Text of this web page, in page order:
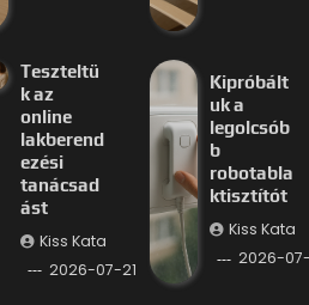
Teszteltü
k az
online
lakberend
ezési
tanácsad
ást
Kiss Kata
2026-07-21
Kipróbált
uk a
legolcsób
b
robotabla
ktisztítót
Kiss Kata
2026-